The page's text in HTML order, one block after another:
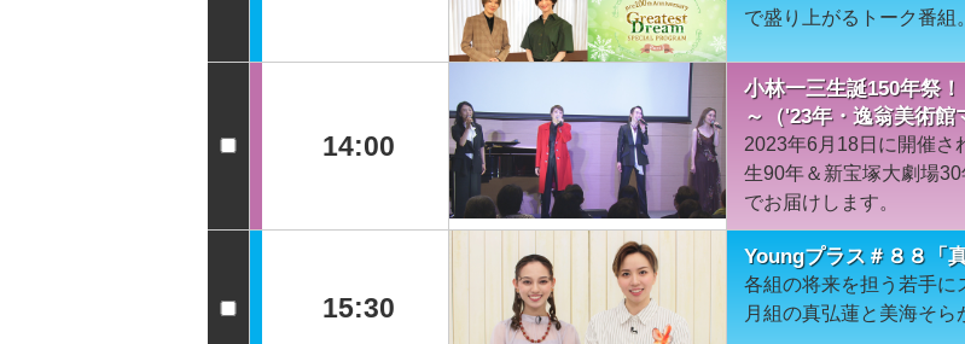
で盛り上がるトーク番組。
14:00
小林一三生誕150年祭
～（'23年・逸翁美術館
2023年6月18日に開催さ
生90年＆新宝塚大劇場
でお届けします。
15:30
Youngプラス＃８８「
各組の将来を担う若手に
月組の真弘蓮と美海そら